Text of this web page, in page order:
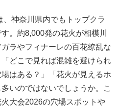
神奈川県内でもトップクラ
。約8,000発の花火が相模川
ラやフィナーレの百花繚乱な
どこで見れば混雑を避けられ
はある？」「花火が見えるホ
いのではないでしょうか。こ
大会2026の穴場スポットや